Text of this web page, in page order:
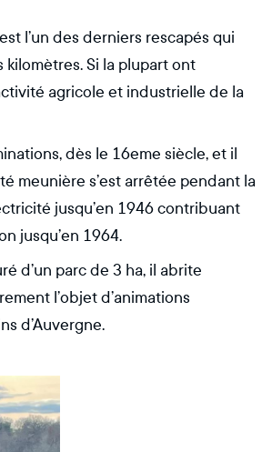
l’un des derniers rescapés qui
kilomètres. Si la plupart ont
agricole et industrielle de la
dès le 16eme siècle, et il
meunière s’est arrêtée pendant la
jusqu’en 1946 contribuant
jusqu’en 1964.
d’un parc de 3 ha, il abrite
l’objet d’animations
d’Auvergne.